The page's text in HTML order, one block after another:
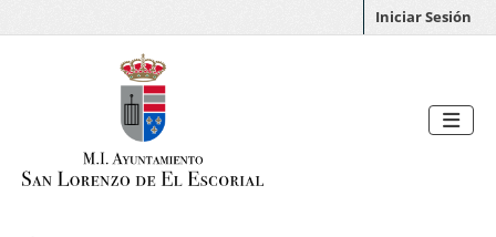
Iniciar Sesión